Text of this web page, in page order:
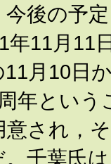
後の予
年11月11
11月10日
年という
意され，
。千葉氏